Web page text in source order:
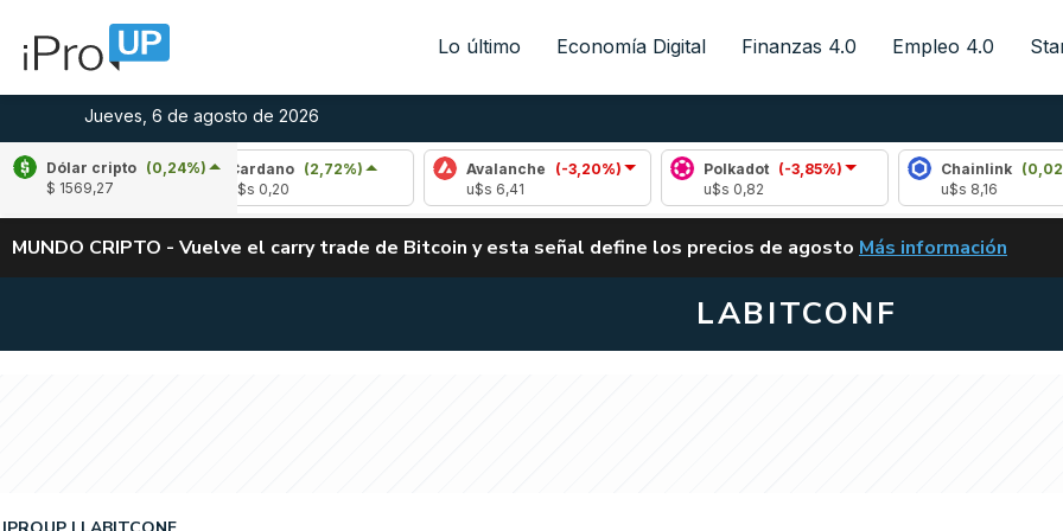
Lo último Economía Digital Finanzas 4.0 Empleo 4.0
Jueves, 6 de agosto de 2026
Dólar cripto (0,24%)
$ 1569,27
Cardano
(2,72%)
Avalanche (-3,20%)
Polkadot
(-3,85%)
Chainlink
(0,02%)
ALERTA
MUNDO CRIPTO - Vuelve el carry trade de Bitcoin y esta señal define los precios de agosto VUELVE EL CARRY
Más información
LABITCONF